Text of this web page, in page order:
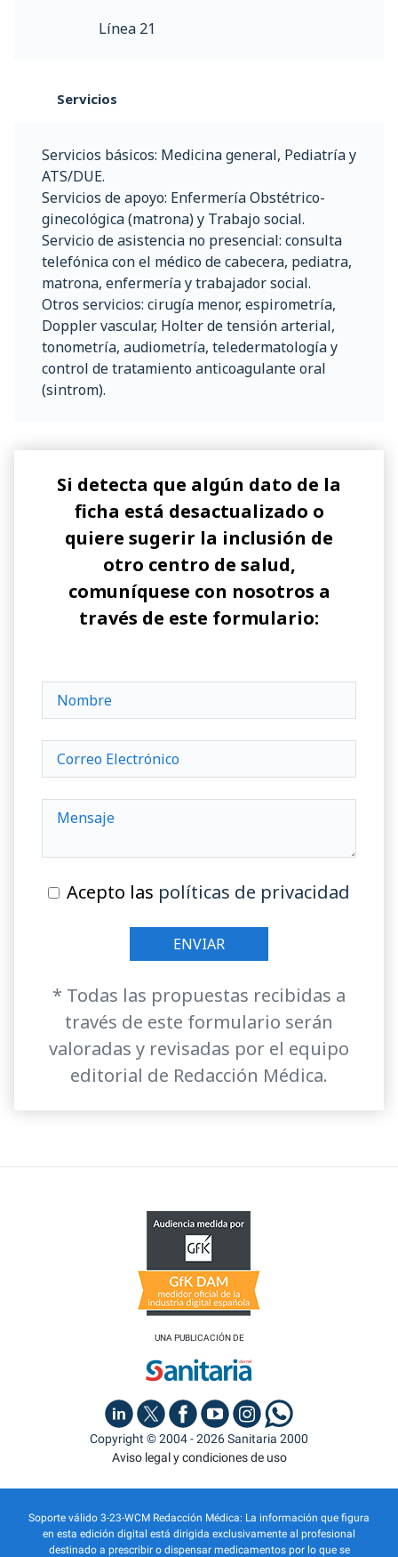
Línea 21
Servicios
Servicios básicos: Medicina general, Pediatría y
ATS/DUE.
Servicios de apoyo: Enfermería Obstétrico-
ginecológica (matrona) y Trabajo social.
Servicio de asistencia no presencial: consulta
telefónica con el médico de cabecera, pediatra,
matrona, enfermería y trabajador social.
Otros servicios: cirugía menor, espirometría,
Doppler vascular, Holter de tensión arterial,
tonometría, audiometría, teledermatología y
control de tratamiento anticoagulante oral
(sintrom).
Si detecta que algún dato de la
ficha está desactualizado o
quiere sugerir la inclusión de
otro centro de salud,
comuníquese con nosotros a
través de este formulario:
Acepto las políticas de privacidad
* Todas las propuestas recibidas a
través de este formulario serán
valoradas y revisadas por el equipo
editorial de Redacción Médica.
UNA PUBLICACIÓN DE
Copyright © 2004 - 2026 Sanitaria 2000
Aviso legal y condiciones de uso
Soporte válido 3-23-WCM Redacción Médica: La información que figura
en esta edición digital está dirigida exclusivamente al profesional
destinado a prescribir o dispensar medicamentos por lo que se